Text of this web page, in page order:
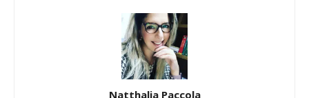
Natthalia Paccola